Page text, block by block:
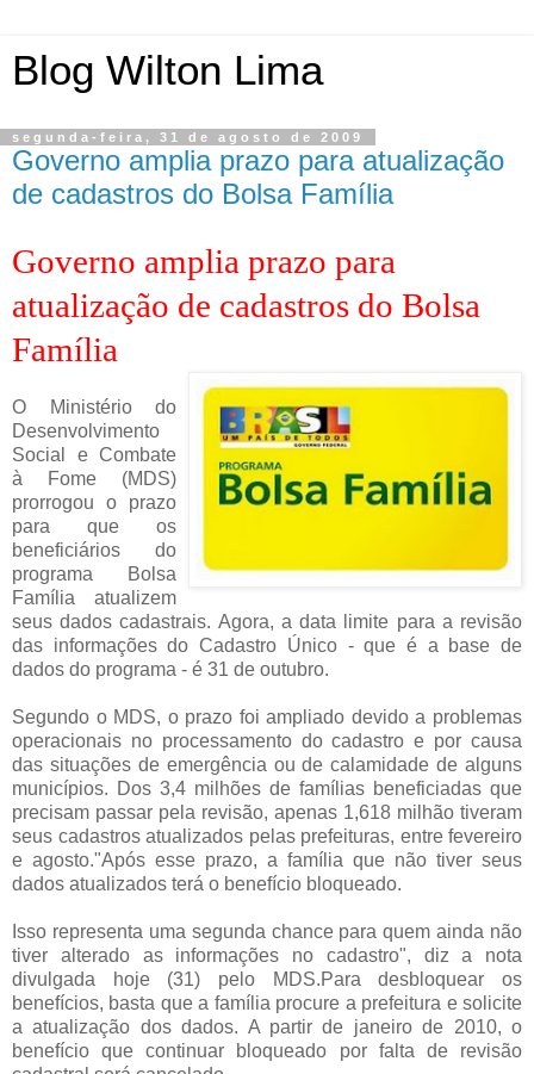
Blog Wilton Lima
segunda-feira, 31 de agosto de 2009
Governo amplia prazo para atualização
de cadastros do Bolsa Família
Governo amplia prazo para
atualização de cadastros do Bolsa
Família
O Ministério do
Desenvolvimento
Social e Combate
à Fome (MDS)
prorrogou o prazo
para que os
beneficiários do
programa Bolsa
Família atualizem
seus dados cadastrais. Agora, a data limite para a revisão
das informações do Cadastro Único - que é a base de
dados do programa - é 31 de outubro.
Segundo o MDS, o prazo foi ampliado devido a problemas
operacionais no processamento do cadastro e por causa
das situações de emergência ou de calamidade de alguns
municípios. Dos 3,4 milhões de famílias beneficiadas que
precisam passar pela revisão, apenas 1,618 milhão tiveram
seus cadastros atualizados pelas prefeituras, entre fevereiro
e agosto."Após esse prazo, a família que não tiver seus
dados atualizados terá o benefício bloqueado.
Isso representa uma segunda chance para quem ainda não
tiver alterado as informações no cadastro", diz a nota
divulgada hoje (31) pelo MDS.Para desbloquear os
benefícios, basta que a família procure a prefeitura e solicite
a atualização dos dados. A partir de janeiro de 2010, o
benefício que continuar bloqueado por falta de revisão